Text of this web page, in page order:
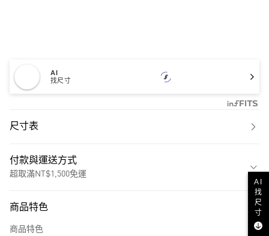
AI
找尺寸
尺寸表
付款與運送方式
超取滿NT$1,500免運
商品特色
商品特色
AI
找
尺
寸